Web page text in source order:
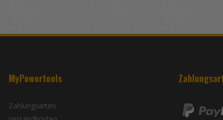
MyPowertools
Zahlungsarten